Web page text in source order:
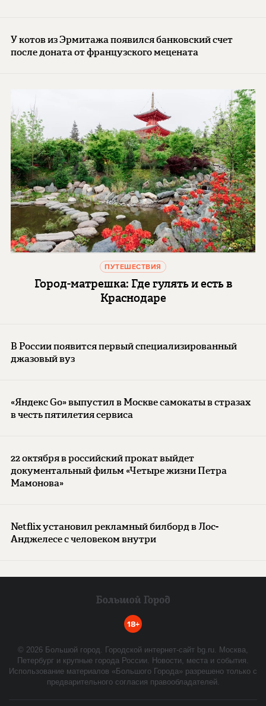
У котов из Эрмитажа появился банковский счет
после доната от французского мецената
ПУТЕШЕСТВИЯ
Город-матрешка: Где гулять и есть в
Краснодаре
В России появится первый специализированный
джазовый вуз
«Яндекс Go» выпустил в Москве самокаты в стразах
в честь пятилетия сервиса
22 октября в российский прокат выйдет
документальный фильм «Четыре жизни Петра
Мамонова»
Netflix установил рекламный билборд в Лос-
Анджелесе с человеком внутри
18+
© 2026 Большой город. Городской интернет-сайт bg.ru. Москва,
Петербург и крупные города России. Новости, места и события.
Использование материалов «Большого Города» разрешено только с
предварительного согласия правообладателей.